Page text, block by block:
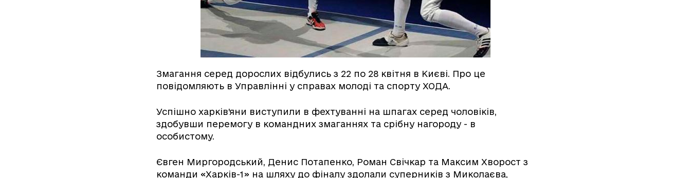
Змагання серед дорослих відбулись з 22 по 28 квітня в Києві. Про це
повідомляють в Управлінні у справах молоді та спорту ХОДА.
Успішно харків'яни виступили в фехтуванні на шпагах серед чоловіків,
здобувши перемогу в командних змаганнях та срібну нагороду - в
особистому.
Євген Миргородський, Денис Потапенко, Роман Свічкар та Максим Хворост з
команди «Харків-1» на шляху до фіналу здолали суперників з Миколаєва,